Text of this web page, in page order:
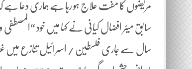
مریضوں کا مفت علاج ہو رہا ہے ہماری دعا ہے کہ
سابق میئر افضال کیانی نے کہا میں خود
سال سے جاری فلسطین / اسرائیل تنازع میں غزہ ،